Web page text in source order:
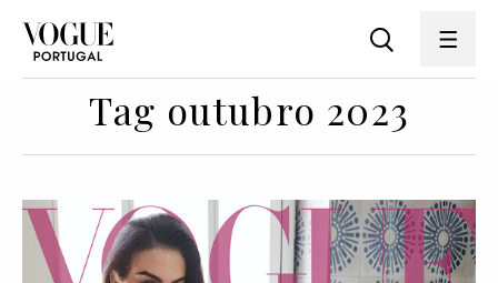
Tag outubro 2023